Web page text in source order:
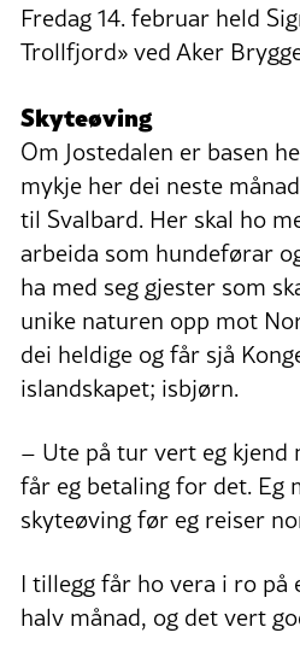
Fredag 14. februar held
Trollfjord» ved Aker
Skyteøving
Om Jostedalen er basen
mykje her dei neste
til Svalbard. Her skal ho
arbeida som hundeførar
ha med seg gjester som
unike naturen opp mot
dei heldige og får sjå
islandskapet; isbjørn.
– Ute på tur vert eg kjend
får eg betaling for det. Eg
skyteøving før eg reiser
I tillegg får ho vera i ro på
halv månad, og det vert